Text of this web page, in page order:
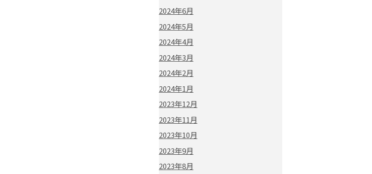
2024年6月
2024年5月
2024年4月
2024年3月
2024年2月
2024年1月
2023年12月
2023年11月
2023年10月
2023年9月
2023年8月